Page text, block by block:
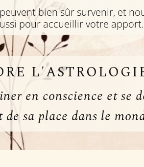
peuvent bien sûr survenir, et
pour accueillir votre apport.
en conscience et se
sa place dans le